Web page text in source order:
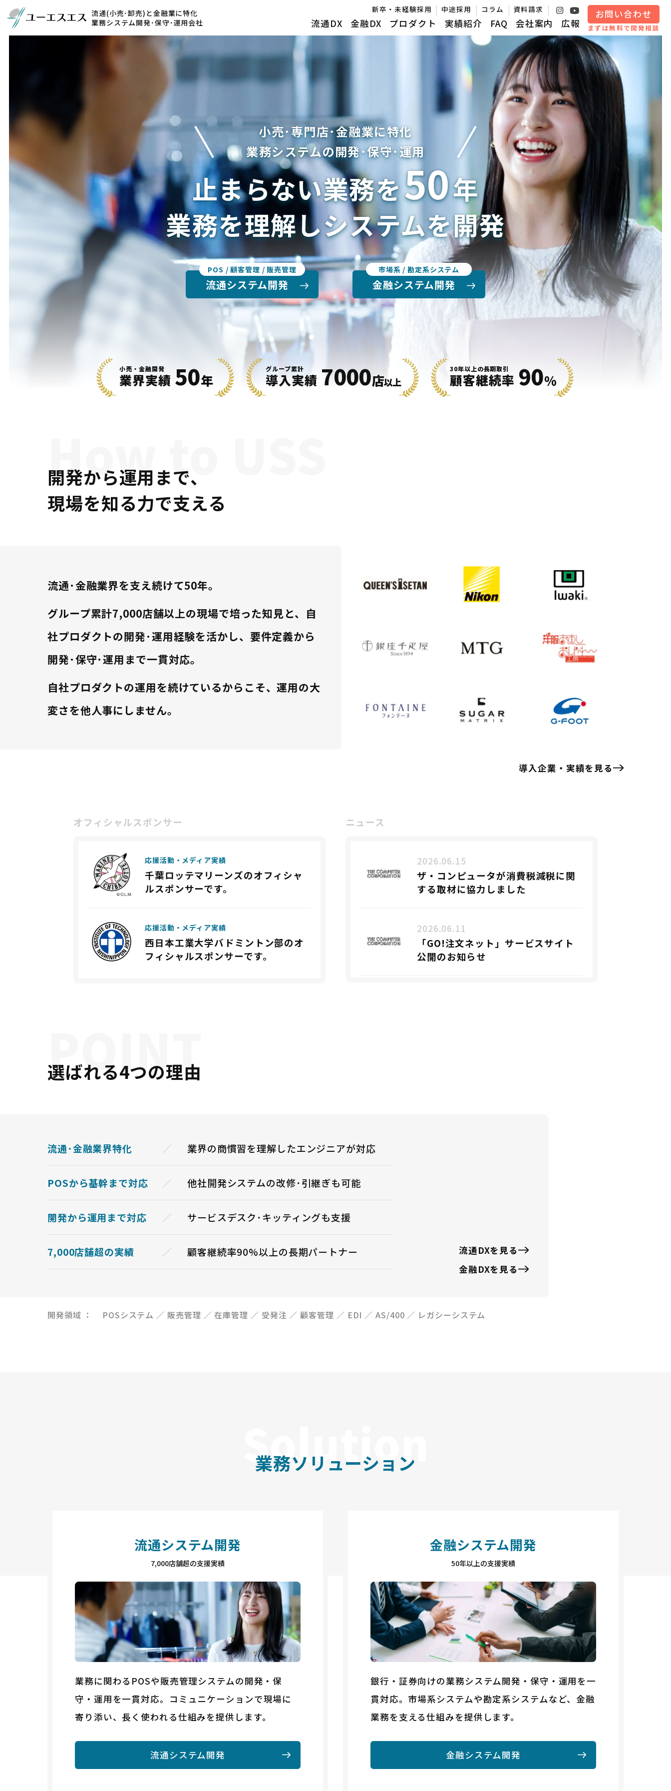
流通(小売･卸売)と金融業に特化
業務システム開発･保守･運用会社
新卒・未経験採用 中途採用 コラム 資料請求
流通DX 金融DX プロダクト 実績紹介 FAQ 会社案内 広報
お問い合わせ
まずは無料で開発相談
止まらない業務を50年
業務を理解しシステムを開発
小売･専門店･金融業に特化
業務システムの開発･保守･運用
POS / 顧客管理 / 販売管理
流通システム開発
市場系 / 勘定系システム
金融システム開発
小売・金融開発
業界実績 50年
グループ累計
導入実績 7000店以上
30年以上の長期取引
顧客継続率 90％
開発から運用まで、
現場を知る力で支える
流通･金融業界を支え続けて50年。
グループ累計7,000店舗以上の現場で培った知見と、自
社プロダクトの開発･運用経験を活かし、要件定義から
開発･保守･運用まで一貫対応。
自社プロダクトの運用を続けているからこそ、運用の大
変さを他人事にしません。
導入企業・実績を見る
オフィシャルスポンサー
応援活動・メディア実績
千葉ロッテマリーンズのオフィシャ
ルスポンサーです。
応援活動・メディア実績
西日本工業大学バドミントン部のオ
フィシャルスポンサーです。
ニュース
2026.06.15
ザ・コンピュータが消費税減税に関
する取材に協力しました
2026.06.11
「GO!注文ネット」サービスサイト
公開のお知らせ
2026.04.02
選ばれる4つの理由
流通･金融業界特化 業界の商慣習を理解したエンジニアが対応
POSから基幹まで対応 他社開発システムの改修･引継ぎも可能
開発から運用まで対応 サービスデスク･キッティングも支援
7,000店舗超の実績 顧客継続率90%以上の長期パートナー
流通DXを見る
金融DXを見る
開発領域 ： POSシステム 販売管理 在庫管理 受発注 顧客管理 EDI AS/400 レガシーシステム
業務ソリューション
流通システム開発
7,000店舗超の支援実績
業務に関わるPOSや販売管理システムの開発・保
守・運用を一貫対応。コミュニケーションで現場に
寄り添い、長く使われる仕組みを提供します。
流通システム開発
金融システム開発
50年以上の支援実績
銀行・証券向けの業務システム開発・保守・運用を一
貫対応。市場系システムや勘定系システムなど、金融
業務を支える仕組みを提供します。
金融システム開発